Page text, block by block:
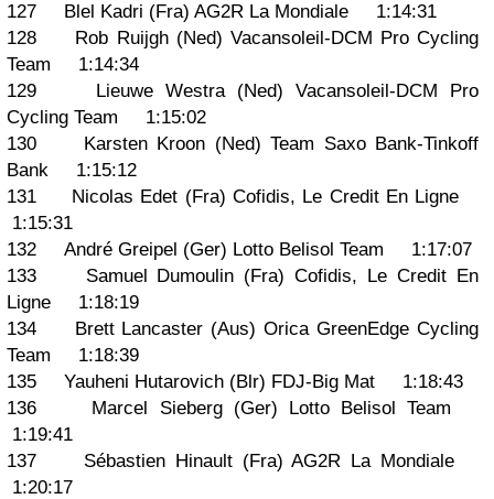
127 Blel Kadri (Fra) AG2R La Mondiale 1:14:31
128 Rob Ruijgh (Ned) Vacansoleil-DCM Pro Cycling
Team 1:14:34
129 Lieuwe Westra (Ned) Vacansoleil-DCM Pro
Cycling Team 1:15:02
130 Karsten Kroon (Ned) Team Saxo Bank-Tinkoff
Bank 1:15:12
131 Nicolas Edet (Fra) Cofidis, Le Credit En Ligne
1:15:31
132 André Greipel (Ger) Lotto Belisol Team 1:17:07
133 Samuel Dumoulin (Fra) Cofidis, Le Credit En
Ligne 1:18:19
134 Brett Lancaster (Aus) Orica GreenEdge Cycling
Team 1:18:39
135 Yauheni Hutarovich (Blr) FDJ-Big Mat 1:18:43
136 Marcel Sieberg (Ger) Lotto Belisol Team
1:19:41
137 Sébastien Hinault (Fra) AG2R La Mondiale
1:20:17